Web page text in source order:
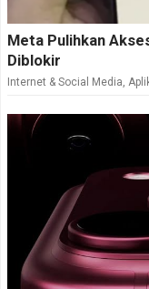
Meta Pulihkan
Diblokir
Internet & Social Media,